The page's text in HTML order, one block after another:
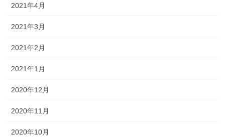
2021年4月
2021年3月
2021年2月
2021年1月
2020年12月
2020年11月
2020年10月